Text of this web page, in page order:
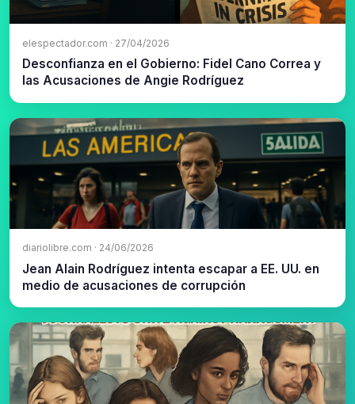
elespectador.com · 27/04/2026
Desconfianza en el Gobierno: Fidel Cano Correa y
las Acusaciones de Angie Rodríguez
diariolibre.com · 24/06/2026
Jean Alain Rodríguez intenta escapar a EE. UU. en
medio de acusaciones de corrupción